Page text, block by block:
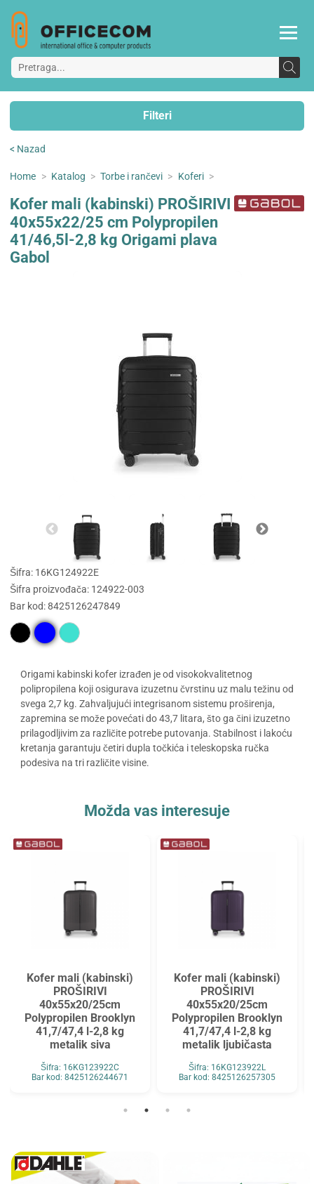
Filteri
< Nazad
Home > Katalog > Torbe i rančevi > Koferi >
Kofer mali (kabinski) PROŠIRIVI
40x55x22/25 cm Polypropilen
41/46,5l-2,8 kg Origami plava
Gabol
Šifra: 16KG124922E
Šifra proizvođača: 124922-003
Bar kod: 8425126247849
Origami kabinski kofer izrađen je od visokokvalitetnog
polipropilena koji osigurava izuzetnu čvrstinu uz malu težinu od
svega 2,7 kg. Zahvaljujući integrisanom sistemu proširenja,
zapremina se može povećati do 43,7 litara, što ga čini izuzetno
prilagodljivim za različite potrebe putovanja. Stabilnost i lakoću
kretanja garantuju četiri dupla točkića i teleskopska ručka
podesiva na tri različite visine.
Možda vas interesuje
Kofer mali (kabinski)
PROŠIRIVI
40x55x20/25cm
Polypropilen Brooklyn
41,7/47,4 l-2,8 kg
metalik siva
Šifra: 16KG123922C
Bar kod: 8425126244671
Kofer mali (kabinski)
PROŠIRIVI
40x55x20/25cm
Polypropilen Brooklyn
41,7/47,4 l-2,8 kg
metalik ljubičasta
Šifra: 16KG123922L
Bar kod: 8425126257305